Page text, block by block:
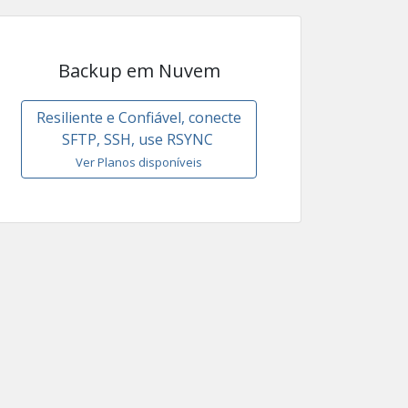
Backup em Nuvem
Resiliente e Confiável, conecte
SFTP, SSH, use RSYNC
Ver Planos disponíveis